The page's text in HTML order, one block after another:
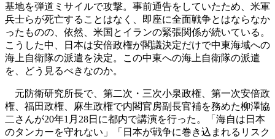
基地を弾道ミサイルで攻撃。事前通告をしていたため、米軍
兵士らが死亡することはなく、即座に全面戦争とはならなか
ったものの、依然、米国とイランの緊張関係が続いている。
こうした中、日本は安倍政権が閣議決定だけで中東海域への
海上自衛隊の派遣を決定。この中東への海上自衛隊の派遣
を、どう見るべきなのか。
元防衛研究所長で、第二次・三次小泉政権、第一次安倍政
権、福田政権、麻生政権で内閣官房副長官補を務めた柳澤協
二さんが20年1月28日に都内で講演を行った。「海自は日本
のタンカーを守れない」「日本が戦争に巻き込まれるリスク